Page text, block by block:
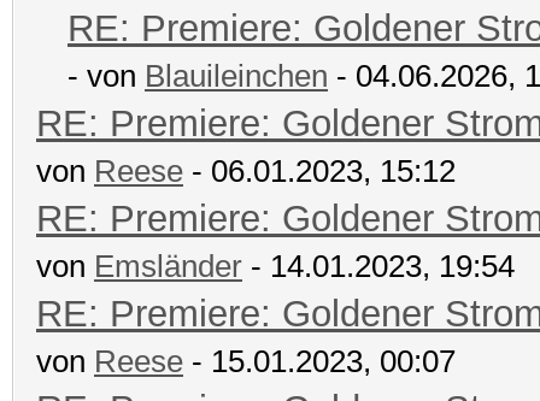
RE: Premiere: Goldener
- von Blauileinchen - 04.06.2026,
RE: Premiere: Goldener
von Reese - 06.01.2023, 15:12
RE: Premiere: Goldener
von Emsländer - 14.01.2023, 19:54
RE: Premiere: Goldener
von Reese - 15.01.2023, 00:07